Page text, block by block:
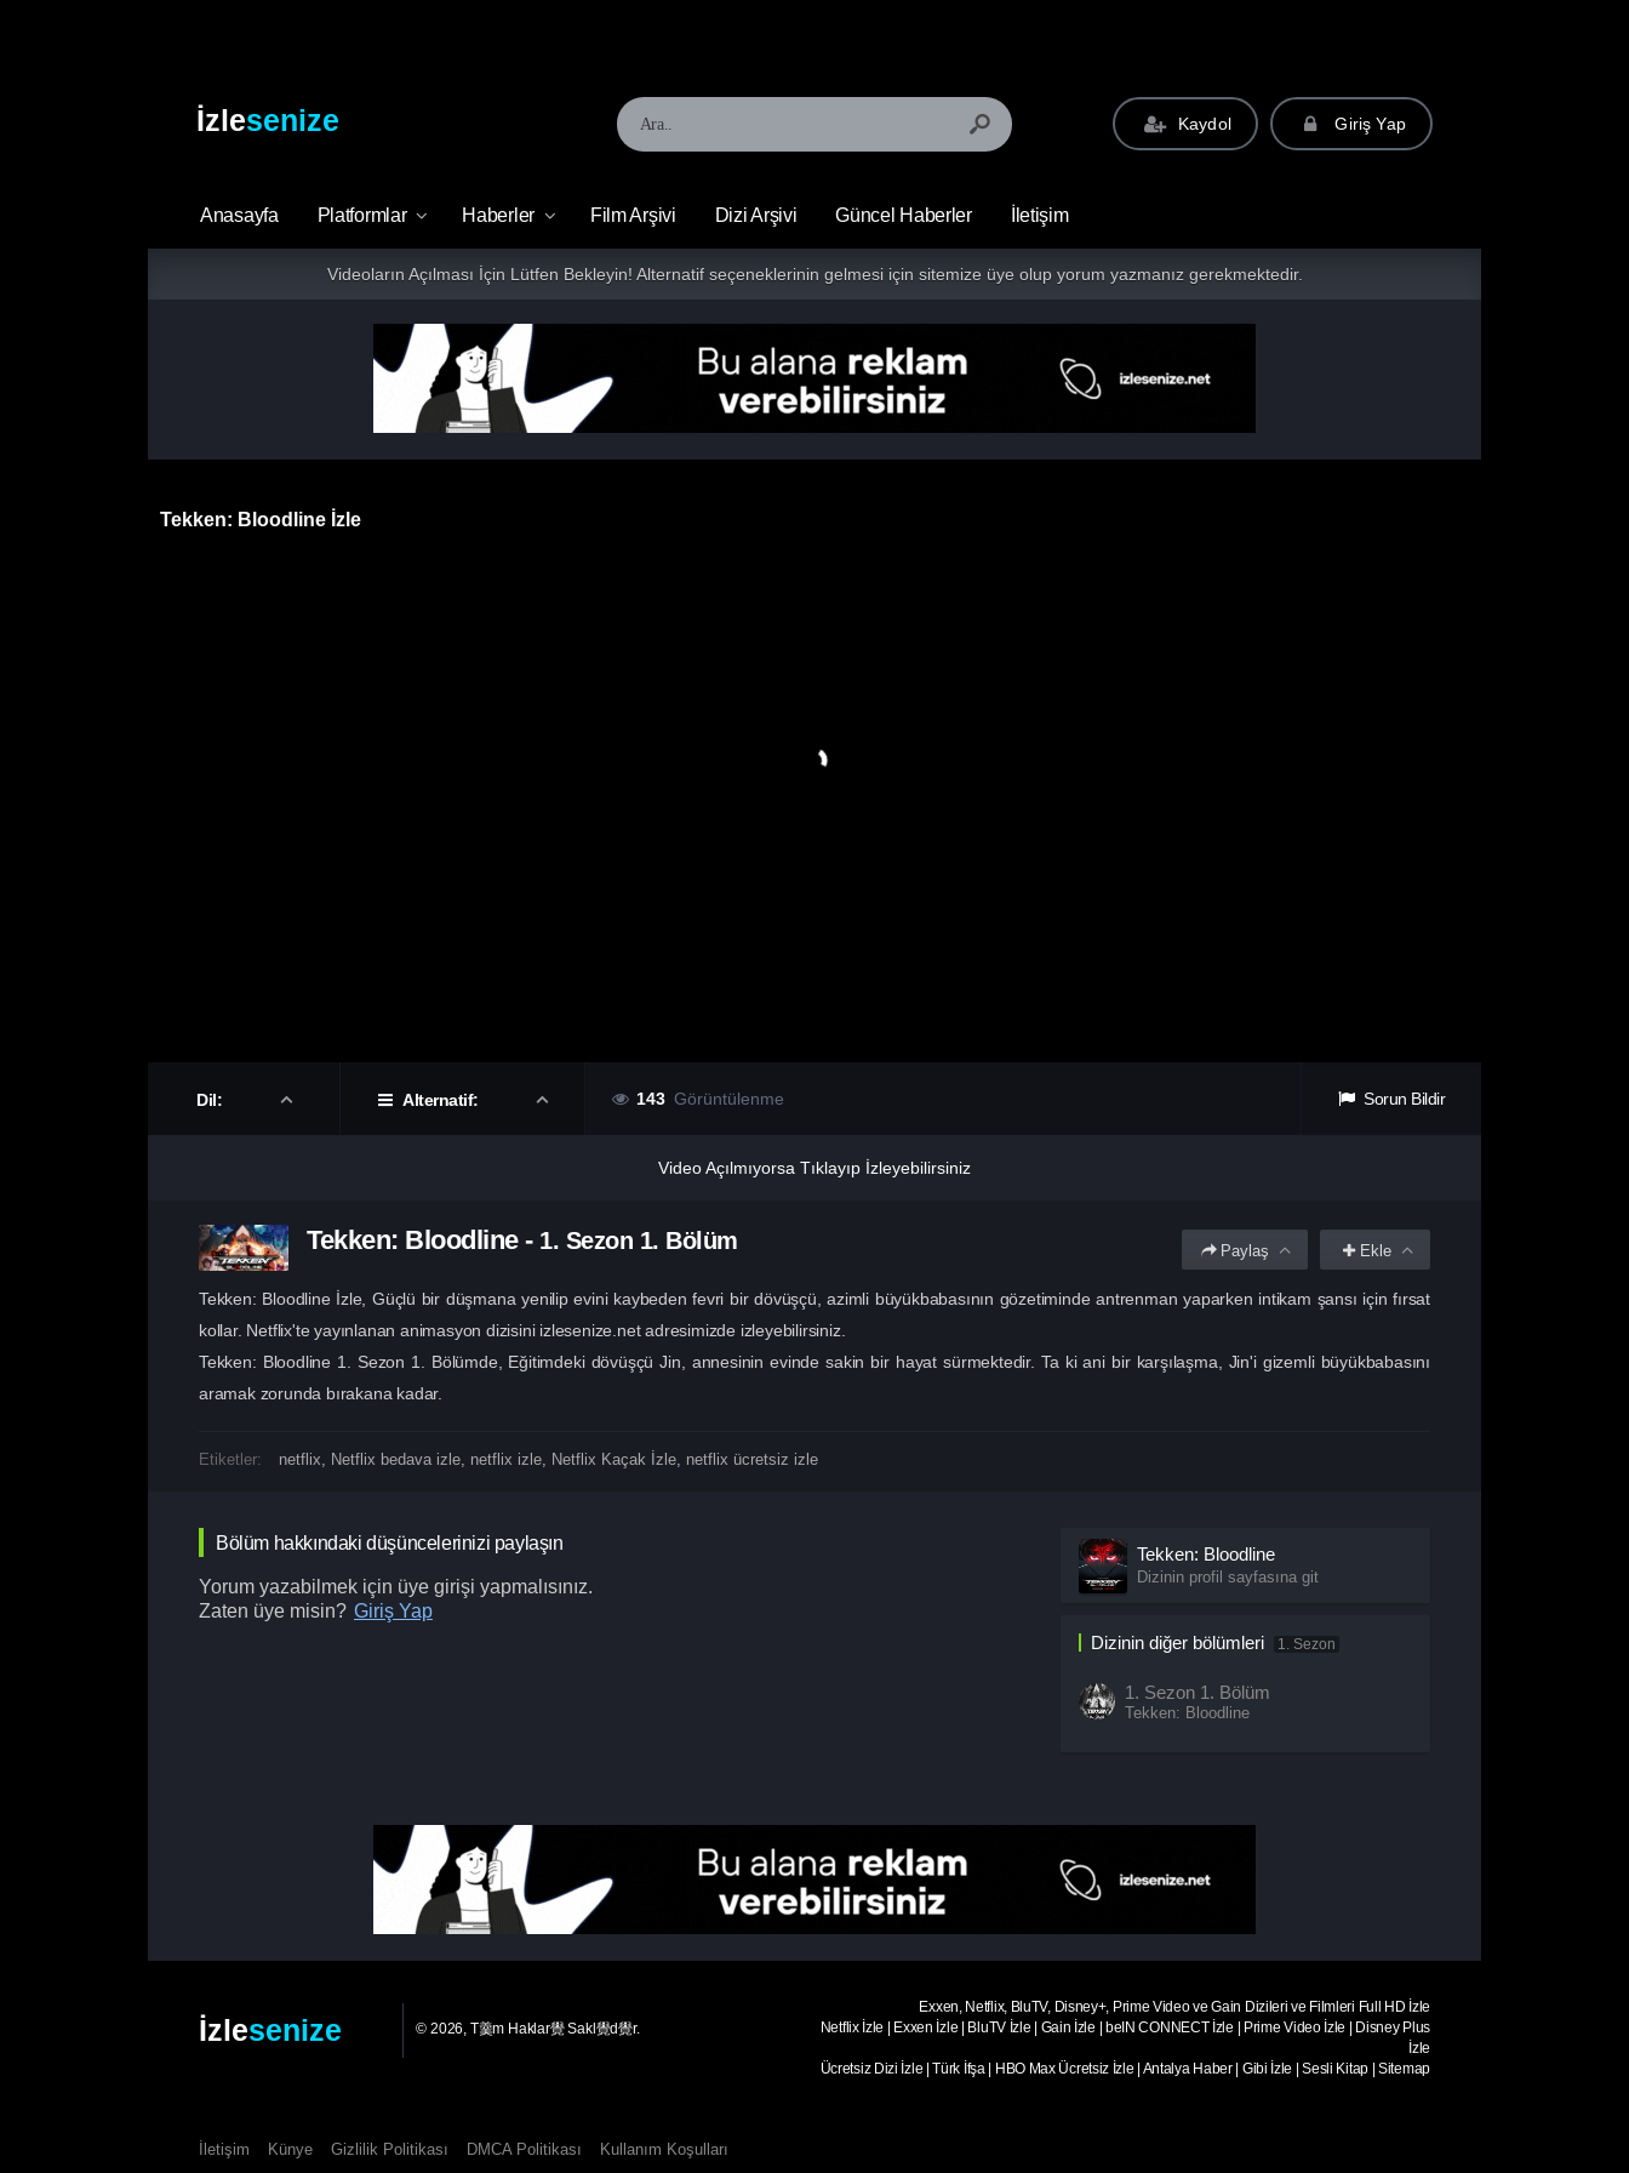
İzlesenize Kaydol Giriş Yap
Anasayfa Platformlar Haberler Film Arşivi Dizi Arşivi Güncel Haberler İletişim
Videoların Açılması İçin Lütfen Bekleyin! Alternatif seçeneklerinin gelmesi için sitemize üye olup yorum yazmanız gerekmektedir.
Tekken: Bloodline İzle
Dil: Alternatif: 143 Görüntülenme Sorun Bildir
Video Açılmıyorsa Tıklayıp İzleyebilirsiniz
Tekken: Bloodline- 1. Sezon 1. Bölüm Ekle
Paylaş
Tekken: Bloodline İzle, Güçlü bir düşmana yenilip evini kaybeden fevri bir dövüşçü, azimli büyükbabasının gözetiminde antrenman yaparken intikam şansı için fırsat
kollar. Netflix'te yayınlanan animasyon dizisini izlesenize.net adresimizde izleyebilirsiniz.
Tekken: Bloodline 1. Sezon 1. Bölümde, Eğitimdeki dövüşçü Jin, annesinin evinde sakin bir hayat sürmektedir. Ta ki ani bir karşılaşma, Jin'i gizemli büyükbabasını
aramak zorunda bırakana kadar.
Etiketler: netflix, Netflix bedava izle, netflix izle, Netflix Kaçak İzle, netflix ücretsiz izle
Bölüm hakkındaki düşüncelerinizi paylaşın
Yorum yazabilmek için üye girişi yapmalısınız.
Zaten üye misin? Giriş Yap
Tekken: Bloodline
Dizinin profil sayfasına git
Dizinin diğer bölümleri 1. Sezon
1. Sezon 1. Bölüm
Tekken: Bloodline
İzlesenize © 2026, T羹m Haklar覺 Sakl覺d覺r.
Exxen, Netflix, BluTV, Disney+, Prime Video ve Gain Dizileri ve Filmleri Full HD İzle
Netflix İzle
Exxen İzle BluTV İzle Gain İzle beIN CONNECT İzle Prime Video İzle
Disney Plus
İzle
Ücretsiz Dizi İzle |Türk İfşa| HBO Max Ücretsiz İzle Antalya Haber| Gibi İzle |Sesli Kitap|Sitemap
İletişim Künye Gizlilik Politikası DMCA Politikası Kullanım Koşulları